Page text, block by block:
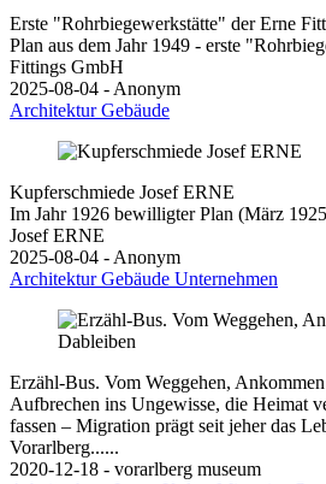
Erste "Rohrbiegewerkstätte" der Erne
Plan aus dem Jahr 1949 - erste
Fittings GmbH
2025-08-04 - Anonym
ArchitekturGebäude
Kupferschmiede Josef ERNE
Im Jahr 1926 bewilligter Plan (März
Josef ERNE
2025-08-04 - Anonym
ArchitekturGebäude Unternehmen
Erzähl-Bus. Vom Weggehen,
Aufbrechen ins Ungewisse, die Heimat
fassen – Migration prägt seit jeher das
Vorarlberg......
2020-12-18 - vorarlberg museum